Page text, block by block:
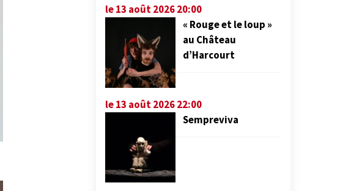
le 13 août 2026 20:00
« Rouge et le loup »
au Château
d’Harcourt
le 13 août 2026 22:00
Sempreviva